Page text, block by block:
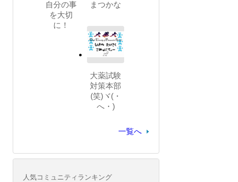
自分の事
を大切
に！
まつかな
大薬試験
対策本部
(笑)ヾ(・
へ・)
一覧へ
人気コミュニティランキング